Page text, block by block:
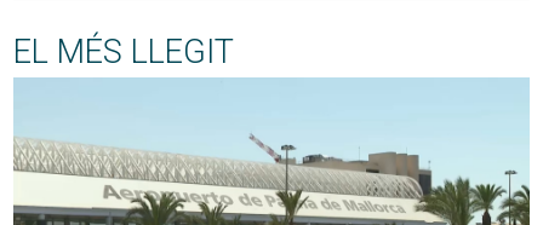
EL MÉS LLEGIT